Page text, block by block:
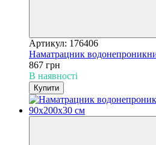
Артикул: 176406
Наматрацник
867 грн
В наявності
Купити